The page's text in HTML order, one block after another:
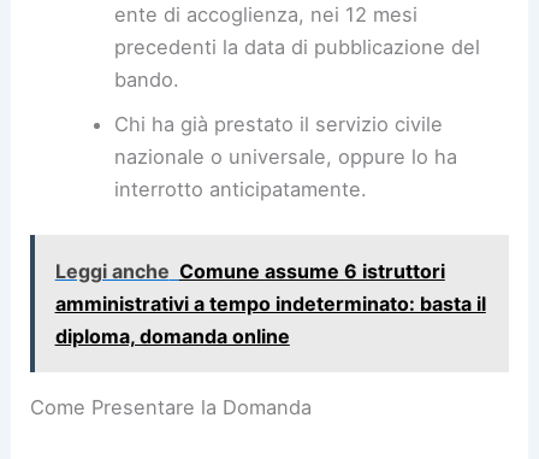
ente di accoglienza, nei 12 mesi
precedenti la data di pubblicazione del
bando.
Chi ha già prestato il servizio civile
nazionale o universale, oppure lo ha
interrotto anticipatamente.
Leggi anche Comune assume 6 istruttori
amministrativi a tempo indeterminato: basta il
diploma, domanda online
Come Presentare la Domanda